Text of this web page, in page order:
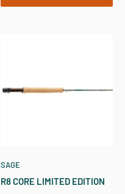
SAGE
R8 CORE LIMITED EDITION